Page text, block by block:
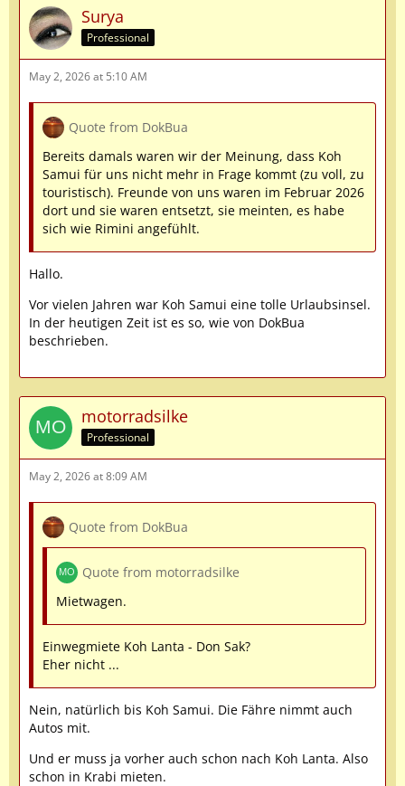
Surya
Professional
May 2, 2026 at 5:10 AM
Quote from DokBua
Bereits damals waren wir der Meinung, dass Koh
Samui für uns nicht mehr in Frage kommt (zu voll, zu
touristisch). Freunde von uns waren im Februar 2026
dort und sie waren entsetzt, sie meinten, es habe
sich wie Rimini angefühlt.
Hallo.
Vor vielen Jahren war Koh Samui eine tolle Urlaubsinsel.
In der heutigen Zeit ist es so, wie von DokBua
beschrieben.
motorradsilke
Professional
May 2, 2026 at 8:09 AM
Quote from DokBua
Quote from motorradsilke
Mietwagen.
Einwegmiete Koh Lanta - Don Sak?
Eher nicht ...
Nein, natürlich bis Koh Samui. Die Fähre nimmt auch
Autos mit.
Und er muss ja vorher auch schon nach Koh Lanta. Also
schon in Krabi mieten.